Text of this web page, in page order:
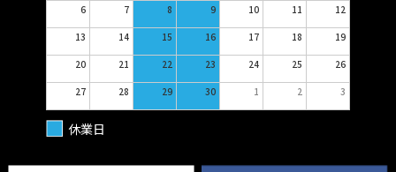
6 7 8 9 10 11 12
13 14 15 16 17 18 19
20 21 22 23 24 25 26
27 28 29 30 1 2 3
休業日